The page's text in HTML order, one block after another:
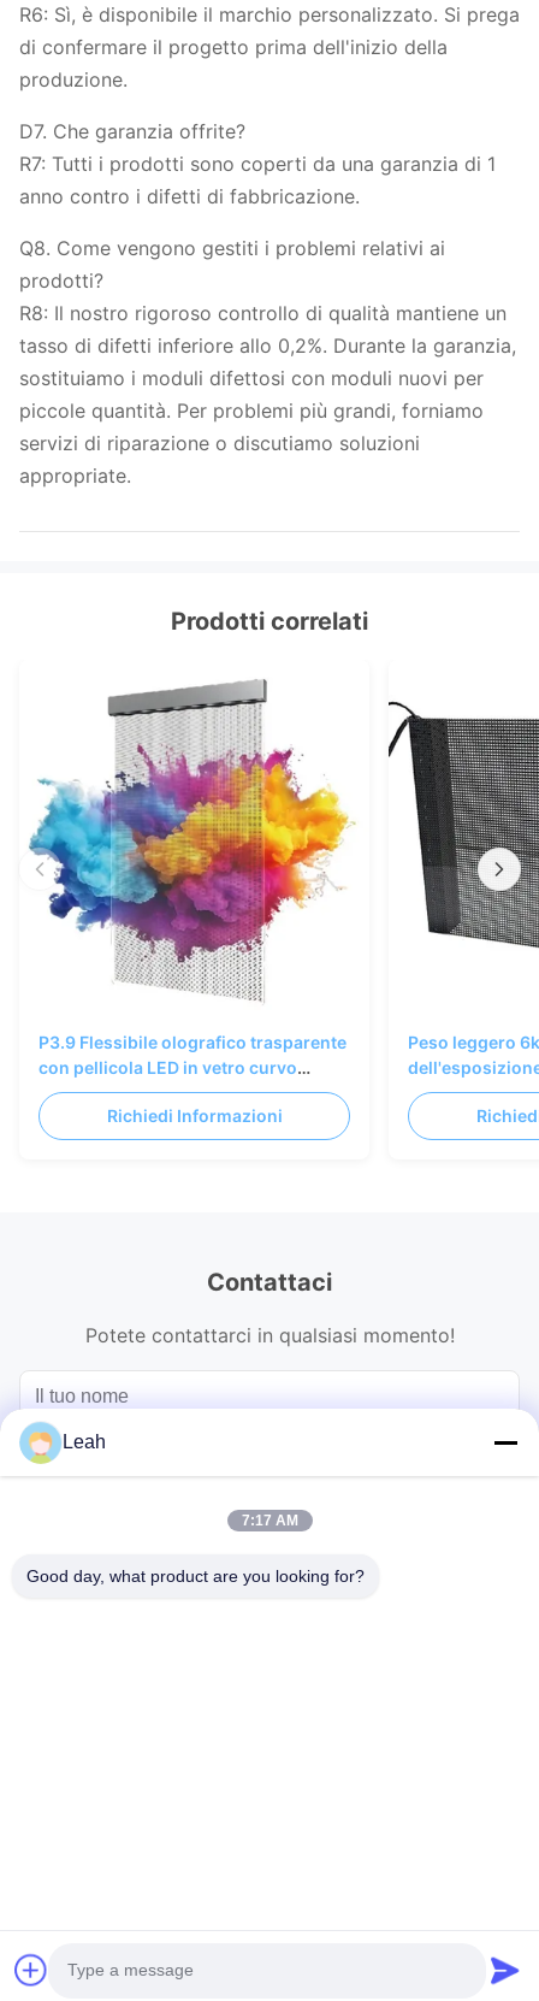
R6: Sì, è disponibile il marchio personalizzato. Si prega
di confermare il progetto prima dell'inizio della
produzione.
D7. Che garanzia offrite?
R7: Tutti i prodotti sono coperti da una garanzia di 1
anno contro i difetti di fabbricazione.
Q8. Come vengono gestiti i problemi relativi ai
prodotti?
R8: Il nostro rigoroso controllo di qualità mantiene un
tasso di difetti inferiore allo 0,2%. Durante la garanzia,
sostituiamo i moduli difettosi con moduli nuovi per
piccole quantità. Per problemi più grandi, forniamo
servizi di riparazione o discutiamo soluzioni
appropriate.
Prodotti correlati
P3.9 Flessibile olografico trasparente
con pellicola LED in vetro curvo
pieghevole Trasparenza dell'85%.
Richiedi Informazioni
Peso leggero
trasparente
Contattaci
Potete contattarci in qualsiasi momento!
© 2026 Visual World Co., Ltd.. All Rights Reserved.
Leah
7:17 AM
Good day, what product are you looking for?